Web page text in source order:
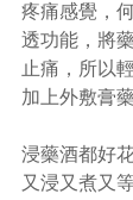
疼痛感覺，
透功能，將
止痛，所以
加上外敷膏
浸藥酒都好
又浸又煮又